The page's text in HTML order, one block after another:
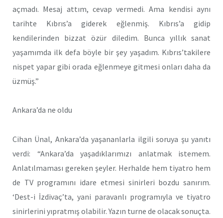
açmadı. Mesaj attım, cevap vermedi. Ama kendisi aynı
tarihte Kıbrıs’a giderek eğlenmiş. Kıbrıs’a gidip
kendilerinden bizzat özür diledim. Bunca yıllık sanat
yaşamımda ilk defa böyle bir şey yaşadım. Kıbrıs’takilere
nispet yapar gibi orada eğlenmeye gitmesi onları daha da
üzmüş.”
Ankara’da ne oldu
Cihan Ünal, Ankara’da yaşananlarla ilgili soruya şu yanıtı
verdi: “Ankara’da yaşadıklarımızı anlatmak istemem.
Anlatılmaması gereken şeyler. Herhalde hem tiyatro hem
de TV programını idare etmesi sinirleri bozdu sanırım.
‘Dest-i İzdivaç’ta, yani paravanlı programıyla ve tiyatro
sinirlerini yıpratmış olabilir. Yazın turne de olacak sonuçta.